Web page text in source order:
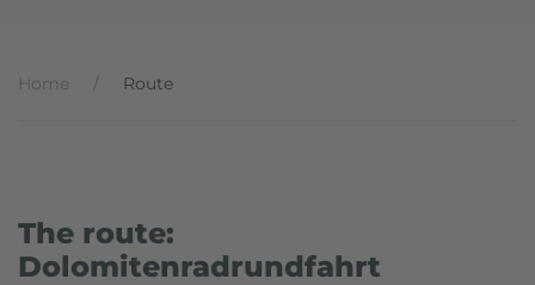
Home Route
The route:
Dolomitenradrundfahrt